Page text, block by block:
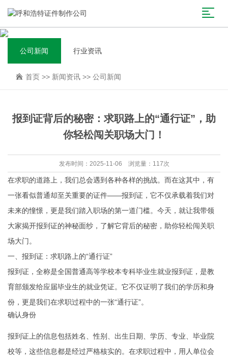
公司新闻 行业资讯
首页 >> 新闻资讯 >> 公司新闻
报到证背后的秘密：求职路上的“通行证”，助
你轻松闯关职场大门！
发布时间：2025-11-06 浏览量：117次
在求职的道路上，我们总会遇到各种各样的挑战。而在这其中，有
一张看似普通却至关重要的证件——报到证，它不仅承载着我们对
未来的憧憬，更是我们踏入职场的第一道门槛。今天，就让我带领
大家揭开报到证的神秘面纱，了解它背后的秘密，助你轻松闯关职
场大门。
一、报到证：求职路上的“通行证”
报到证，全称是全国普通高等学校本专科毕业生就业报到证，是教
育部颁发给应届毕业生的就业凭证。它不仅证明了我们的学历和身
份，更是我们在求职过程中的一张“通行证”。
确认身份
报到证上的信息包括姓名、性别、出生日期、学历、专业、毕业院
校等，这些信息都是经过严格核实的。在求职过程中，用人单位会